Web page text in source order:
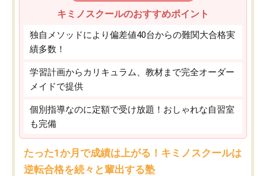
キミノスクールのおすすめポイント
独自メソッドにより偏差値40台からの難関大合格実
績多数！
学習計画からカリキュラム、教材まで完全オーダー
メイドで提供
個別指導なのに定額で受け放題！おしゃれな自習室
も完備
たった1か月で成績は上がる！キミノスクールは
逆転合格を続々と輩出する塾